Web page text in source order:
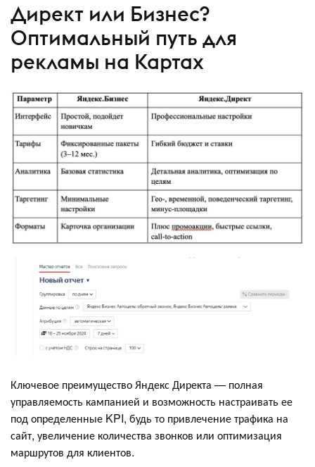
Директ или Бизнес?
Оптимальный путь для
рекламы на Картах
Ключевое преимущество Яндекс Директа — полная
управляемость кампанией и возможность настраивать ее
под определенные KPI, будь то привлечение трафика на
сайт, увеличение количества звонков или оптимизация
маршрутов для клиентов.